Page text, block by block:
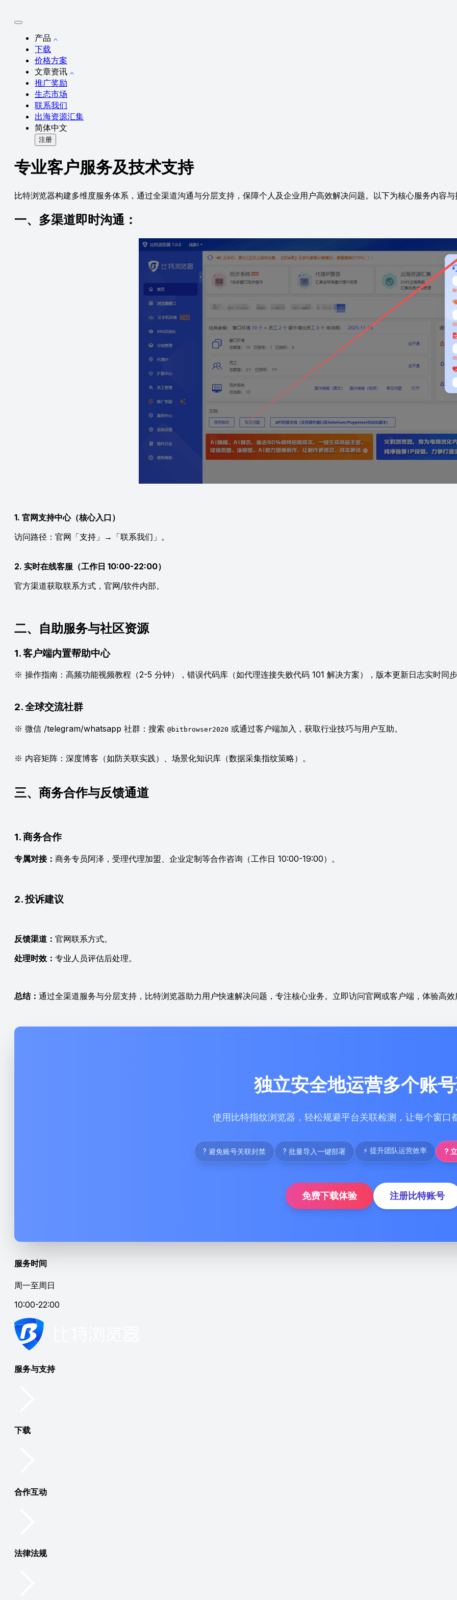
产品
下载
价格方案
文章资讯
推广奖励
生态市场
联系我们
出海资源汇集
简体中文
注册
专业客户服务及技术支持
比特浏览器构建多维度服务体系，通过全渠道沟通与分层支持，保障个人及企业用户高效解决问题。以下为核心服务内容
一、多渠道即时沟通：
1. 官网支持中心（核心入口）
访问路径：官网「支持」→「联系我们」。
2. 实时在线客服（工作日 10:00-22:00）
官方渠道获取联系方式，官网/软件内部。
二、自助服务与社区资源
1. 客户端内置帮助中心
※ 操作指南：高频功能视频教程（2-5 分钟），错误代码库（如代理连接失败代码 101 解决方案），版本更新日志实时同
2. 全球交流社群
※ 微信 /telegram/whatsapp 社群：搜索 @bitbrowser2020 或通过客户端加入，获取行业技巧与用户互助。
※ 内容矩阵：深度博客（如防关联实践）、场景化知识库（数据采集指纹策略）。
三、商务合作与反馈通道
1. 商务合作
专属对接： 商务专员阿泽，受理代理加盟、企业定制等合作咨询（工作日 10:00-19:00）。
2. 投诉建议
反馈渠道： 官网联系方式。
处理时效： 专业人员评估后处理。
总结： 通过全渠道服务与分层支持，比特浏览器助力用户快速解决问题，专注核心业务。立即访问官网或客户端，体验高
独立安全地运营多个账
使用比特指纹浏览器，轻松规避平台关联检测，让每个窗口
? 避免账号关联封禁 ? 批量导入一键部署 ⚡ 提升团队运营效率 ?
免费下载体验 注册比特账号
服务时间
周一至周日
10:00-22:00
服务与支持
下载
合作互动
法律法规